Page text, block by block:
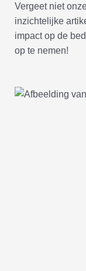
Vergeet niet
inzichtelijke
impact op de
op te nemen!